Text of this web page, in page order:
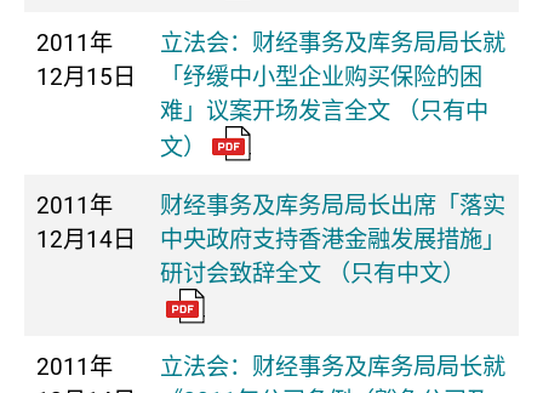
2011年
12月15日
立法会：财经事务及库务局局长就
「纾缓中小型企业购买保险的困
难」议案开场发言全文 （只有中
文）
2011年
12月14日
财经事务及库务局局长出席「落实
中央政府支持香港金融发展措施」
研讨会致辞全文 （只有中文）
2011年
立法会：财经事务及库务局局长就